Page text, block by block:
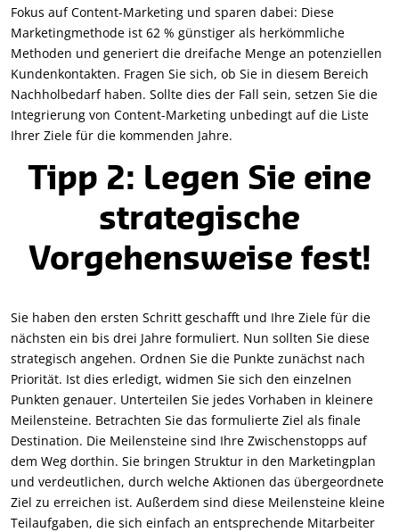
Fokus auf Content-Marketing und sparen dabei: Diese
Marketingmethode ist 62 % günstiger als herkömmliche
Methoden und generiert die dreifache Menge an potenziellen
Kundenkontakten. Fragen Sie sich, ob Sie in diesem Bereich
Nachholbedarf haben. Sollte dies der Fall sein, setzen Sie die
Integrierung von Content-Marketing unbedingt auf die Liste
Ihrer Ziele für die kommenden Jahre.
Tipp 2: Legen Sie eine
strategische
Vorgehensweise fest!
Sie haben den ersten Schritt geschafft und Ihre Ziele für die
nächsten ein bis drei Jahre formuliert. Nun sollten Sie diese
strategisch angehen. Ordnen Sie die Punkte zunächst nach
Priorität. Ist dies erledigt, widmen Sie sich den einzelnen
Punkten genauer. Unterteilen Sie jedes Vorhaben in kleinere
Meilensteine. Betrachten Sie das formulierte Ziel als finale
Destination. Die Meilensteine sind Ihre Zwischenstopps auf
dem Weg dorthin. Sie bringen Struktur in den Marketingplan
und verdeutlichen, durch welche Aktionen das übergeordnete
Ziel zu erreichen ist. Außerdem sind diese Meilensteine kleine
Teilaufgaben, die sich einfach an entsprechende Mitarbeiter